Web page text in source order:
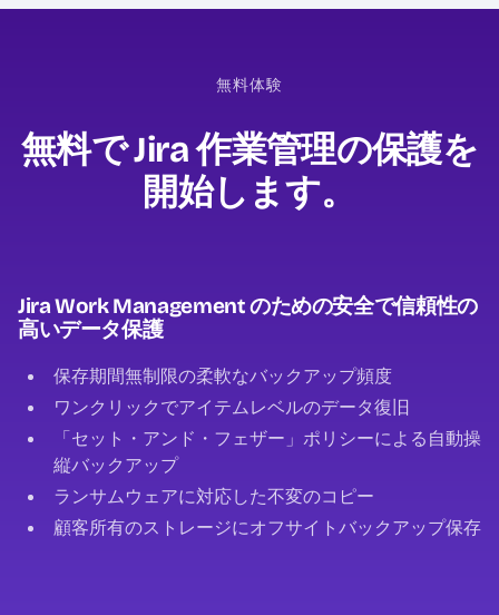
無料体験
無料で Jira 作業管理の保護を
開始します。
Jira Work Management のための安全で信頼性の
高いデータ保護
保存期間無制限の柔軟なバックアップ頻度
ワンクリックでアイテムレベルのデータ復旧
「セット・アンド・フェザー」ポリシーによる自動操
縦バックアップ
ランサムウェアに対応した不変のコピー
顧客所有のストレージにオフサイトバックアップ保存